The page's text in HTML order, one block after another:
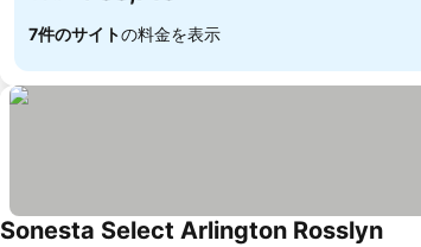
7件のサイトの料金を表示
Sonesta Select Arlington Rosslyn